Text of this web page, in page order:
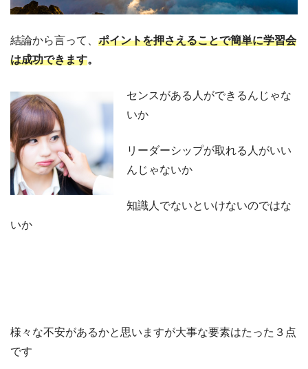
結論から言って、 ポイントを押さえることで簡単に学習会
は成功できます。
センスがある人ができるんじゃな
いか
リーダーシップが取れる人がいい
んじゃないか
知識人でないといけないのではな
いか
様々な不安があるかと思いますが大事な要素はたった３点
です